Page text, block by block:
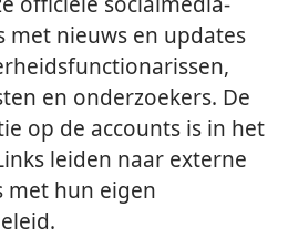
met nieuws en updates
en onderzoekers. De
op de accounts is in het
leiden naar externe
met hun eigen